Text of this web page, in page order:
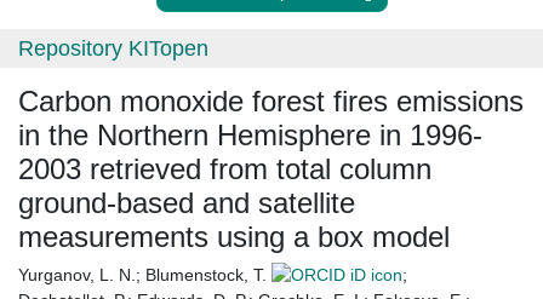
Repository KITopen
Carbon monoxide forest fires emissions
in the Northern Hemisphere in 1996-
2003 retrieved from total column
ground-based and satellite
measurements using a box model
Yurganov, L. N. ; Blumenstock, T.
;